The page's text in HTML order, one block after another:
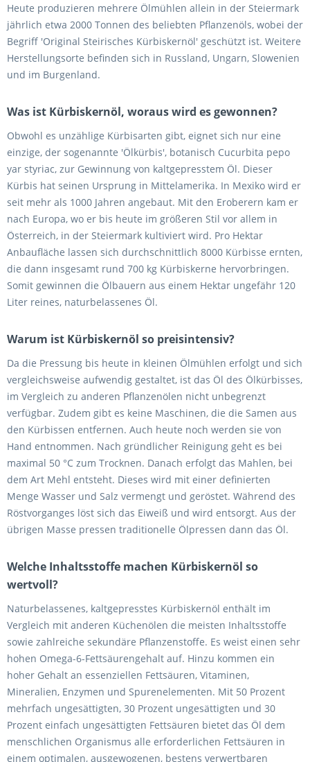
Heute produzieren mehrere Ölmühlen allein in der Steiermark
jährlich etwa 2000 Tonnen des beliebten Pflanzenöls, wobei der
Begriff 'Original Steirisches Kürbiskernöl' geschützt ist. Weitere
Herstellungsorte befinden sich in Russland, Ungarn, Slowenien
und im Burgenland.
Was ist Kürbiskernöl, woraus wird es gewonnen?
Obwohl es unzählige Kürbisarten gibt, eignet sich nur eine
einzige, der sogenannte 'Ölkürbis', botanisch Cucurbita pepo
yar styriac, zur Gewinnung von kaltgepresstem Öl. Dieser
Kürbis hat seinen Ursprung in Mittelamerika. In Mexiko wird er
seit mehr als 1000 Jahren angebaut. Mit den Eroberern kam er
nach Europa, wo er bis heute im größeren Stil vor allem in
Österreich, in der Steiermark kultiviert wird. Pro Hektar
Anbaufläche lassen sich durchschnittlich 8000 Kürbisse ernten,
die dann insgesamt rund 700 kg Kürbiskerne hervorbringen.
Somit gewinnen die Ölbauern aus einem Hektar ungefähr 120
Liter reines, naturbelassenes Öl.
Warum ist Kürbiskernöl so preisintensiv?
Da die Pressung bis heute in kleinen Ölmühlen erfolgt und sich
vergleichsweise aufwendig gestaltet, ist das Öl des Ölkürbisses,
im Vergleich zu anderen Pflanzenölen nicht unbegrenzt
verfügbar. Zudem gibt es keine Maschinen, die die Samen aus
den Kürbissen entfernen. Auch heute noch werden sie von
Hand entnommen. Nach gründlicher Reinigung geht es bei
maximal 50 °C zum Trocknen. Danach erfolgt das Mahlen, bei
dem Art Mehl entsteht. Dieses wird mit einer definierten
Menge Wasser und Salz vermengt und geröstet. Während des
Röstvorganges löst sich das Eiweiß und wird entsorgt. Aus der
übrigen Masse pressen traditionelle Ölpressen dann das Öl.
Welche Inhaltsstoffe machen Kürbiskernöl so
wertvoll?
Naturbelassenes, kaltgepresstes Kürbiskernöl enthält im
Vergleich mit anderen Küchenölen die meisten Inhaltsstoffe
sowie zahlreiche sekundäre Pflanzenstoffe. Es weist einen sehr
hohen Omega-6-Fettsäurengehalt auf. Hinzu kommen ein
hoher Gehalt an essenziellen Fettsäuren, Vitaminen,
Mineralien, Enzymen und Spurenelementen. Mit 50 Prozent
mehrfach ungesättigten, 30 Prozent ungesättigten und 30
Prozent einfach ungesättigten Fettsäuren bietet das Öl dem
menschlichen Organismus alle erforderlichen Fettsäuren in
einem optimalen, ausgewogenen, bestens verwertbaren